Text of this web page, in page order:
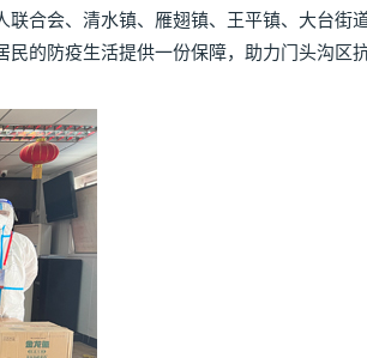
合会、清水镇、雁翅镇、王平镇、大台街
的防疫生活提供一份保障，助力门头沟区